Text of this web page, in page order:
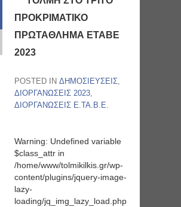
ΠΡΟΚΡΙΜΑΤΙΚΟ
ΠΡΩΤΑΘΛΗΜΑ ΕΤΑΒΕ
2023
POSTED IN ΔΗΜΟΣΙΕΥΣΕΙΣ
ΔΙΟΡΓΑΝΩΣΕΙΣ 2023
ΔΙΟΡΓΑΝΩΣΕΙΣ Ε.ΤΑ.Β.Ε.
Warning: Undefined variable
$class_attr in
/home/www/tolmikilkis.gr/wp-
content/plugins/jquery-image-
lazy-
loading/jq_img_lazy_load.php